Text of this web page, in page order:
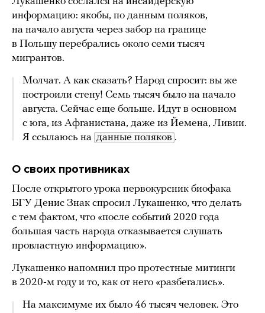
информацию: якобы, по данным поляков,
на начало августа через забор на границе
в Польшу перебрались около семи тысяч
мигрантов.
Молчат. А как сказать? Народ спросит: вы же
построили стену! Семь тысяч было на начало
августа. Сейчас еще больше. Идут в основном
с юга, из Афганистана, даже из Йемена, Ливии.
Я ссылаюсь на данные поляков .
О своих противниках
После открытого урока первокурсник биофака
БГУ Денис Знак спросил Лукашенко, что делать
с тем фактом, что «после событий 2020 года
большая часть народа отказывается слушать
провластную информацию».
Лукашенко напомнил про протестные митинги
в 2020-м году и то, как от него «разбегались».
На максимуме их было 46 тысяч человек. Это